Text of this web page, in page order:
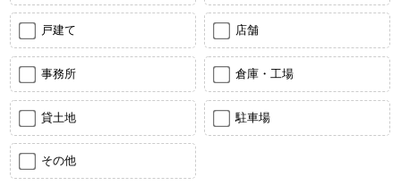
戸建て 店舗
事務所 倉庫・工場
貸土地 駐車場
その他